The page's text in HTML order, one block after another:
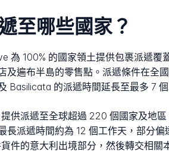
至哪些國家？
為 100% 的國家領土提供包裹派遞
及遍布半島的零售點。派遞條件在全
Basilicata 的派遞時間延長至最多 7
供派遞至全球超過 220 個國家及地
長派遞時間約為 12 個工作天，部分
件的意大利出境部分，然後轉交相關